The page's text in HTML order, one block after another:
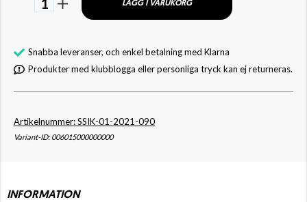
1 LÄGG I VARUKORG
Snabba leveranser, och enkel betalning med Klarna
Produkter med klubblogga eller personliga tryck kan ej returneras.
Artikelnummer: SSIK-01-2021-090
Variant-ID: 006015000000000
INFORMATION